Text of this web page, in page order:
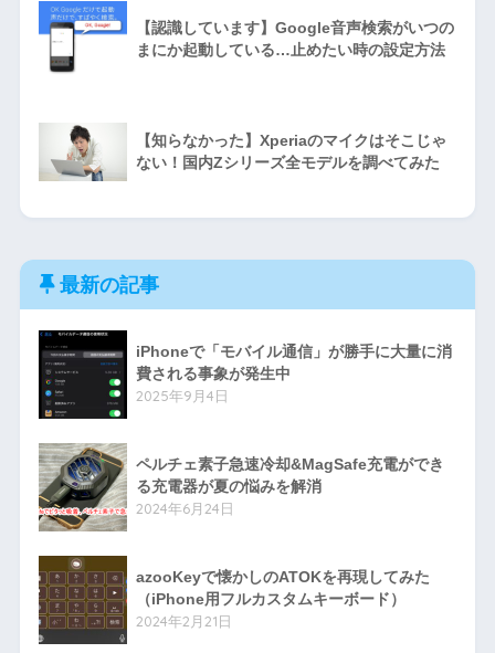
【認識しています】Google音声検索がいつの
まにか起動している…止めたい時の設定方法
【知らなかった】Xperiaのマイクはそこじゃ
ない！国内Zシリーズ全モデルを調べてみた
最新の記事
iPhoneで「モバイル通信」が勝手に大量に消
費される事象が発生中
2025年9月4日
ペルチェ素子急速冷却&MagSafe充電ができ
る充電器が夏の悩みを解消
2024年6月24日
azooKeyで懐かしのATOKを再現してみた
（iPhone用フルカスタムキーボード）
2024年2月21日